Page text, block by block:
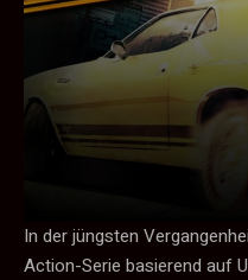
In der jüngsten
Action-Serie basierend auf